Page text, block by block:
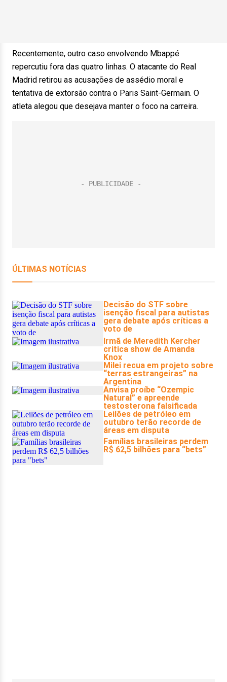
Recentemente, outro caso envolvendo Mbappé
repercutiu fora das quatro linhas. O atacante do Real
Madrid retirou as acusações de assédio moral e
tentativa de extorsão contra o Paris Saint-Germain. O
atleta alegou que desejava manter o foco na carreira.